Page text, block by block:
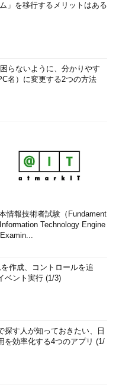
」を移行するメリットはある
らないように、分かりやす
名）に変更する2つの方法
情報技術者試験（Fundament
Technology Engine
作成、コントロールを追
ベント実行 (1/3)
探す人が知っておきたい、日
を効率化する4つのアプリ (1/